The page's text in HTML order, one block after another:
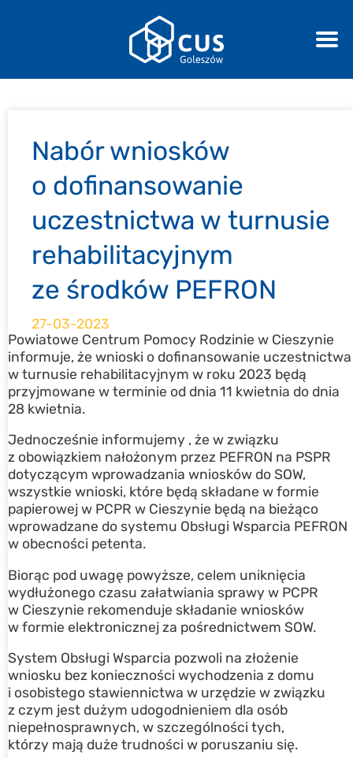
Nabór wniosków
o dofinansowanie
uczestnictwa w turnusie
rehabilitacyjnym
ze środków PEFRON
27-03-2023
Powiatowe Centrum Pomocy Rodzinie w Cieszynie
informuje, że wnioski o dofinansowanie uczestnictwa
w turnusie rehabilitacyjnym w roku 2023 będą
przyjmowane w terminie od dnia 11 kwietnia do dnia
28 kwietnia.
Jednocześnie informujemy , że w związku
z obowiązkiem nałożonym przez PEFRON na PSPR
dotyczącym wprowadzania wniosków do SOW,
wszystkie wnioski, które będą składane w formie
papierowej w PCPR w Cieszynie będą na bieżąco
wprowadzane do systemu Obsługi Wsparcia PEFRON
w obecności petenta.
Biorąc pod uwagę powyższe, celem uniknięcia
wydłużonego czasu załatwiania sprawy w PCPR
w Cieszynie rekomenduje składanie wniosków
w formie elektronicznej za pośrednictwem SOW.
System Obsługi Wsparcia pozwoli na złożenie
wniosku bez konieczności wychodzenia z domu
i osobistego stawiennictwa w urzędzie w związku
z czym jest dużym udogodnieniem dla osób
niepełnosprawnych, w szczególności tych,
którzy mają duże trudności w poruszaniu się.